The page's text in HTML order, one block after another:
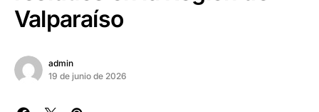
Valparaíso
admin
19 de junio de 2026